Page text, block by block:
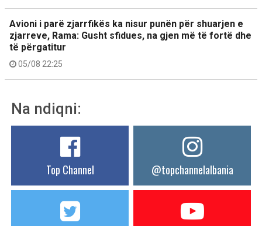
Avioni i parë zjarrfikës ka nisur punën për shuarjen e
zjarreve, Rama: Gusht sfidues, na gjen më të fortë dhe
të përgatitur
05/08 22:25
Na ndiqni:
Top Channel @topchannelalbania